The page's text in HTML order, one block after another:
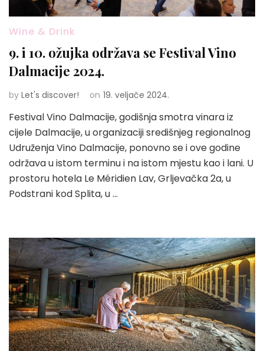
Wine & Drink
9. i 10. ožujka održava se Festival Vino
Dalmacije 2024.
by Let's discover! on 19. veljače 2024.
Festival Vino Dalmacije, godišnja smotra vinara iz
cijele Dalmacije, u organizaciji središnjeg regionalnog
Udruženja Vino Dalmacije, ponovno se i ove godine
održava u istom terminu i na istom mjestu kao i lani. U
prostoru hotela Le Méridien Lav, Grljevačka 2a, u
Podstrani kod Splita, u …